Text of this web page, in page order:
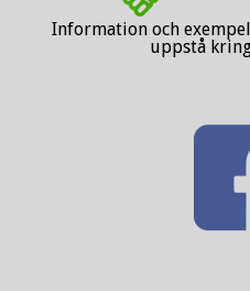
Information och
uppstå